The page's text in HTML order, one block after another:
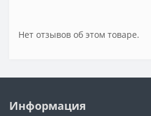
Нет отзывов об этом товаре.
Информация